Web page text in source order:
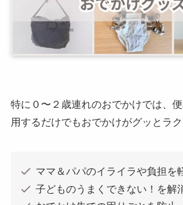
特に０〜２歳連れのおでかけでは、
用するだけでもおでかけがグッとラク
ママ＆パパのイライラや負担を
子どものうまくできない！を解